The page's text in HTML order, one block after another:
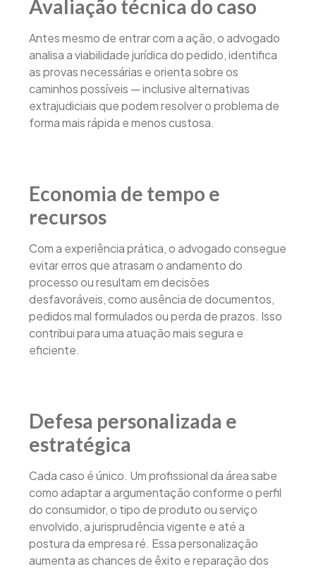
Avaliação técnica do caso
Antes mesmo de entrar com a ação, o advogado
analisa a viabilidade jurídica do pedido, identifica
as provas necessárias e orienta sobre os
caminhos possíveis — inclusive alternativas
extrajudiciais que podem resolver o problema de
forma mais rápida e menos custosa.
Economia de tempo e
recursos
Com a experiência prática, o advogado consegue
evitar erros que atrasam o andamento do
processo ou resultam em decisões
desfavoráveis, como ausência de documentos,
pedidos mal formulados ou perda de prazos. Isso
contribui para uma atuação mais segura e
eficiente.
Defesa personalizada e
estratégica
Cada caso é único. Um profissional da área sabe
como adaptar a argumentação conforme o perfil
do consumidor, o tipo de produto ou serviço
envolvido, a jurisprudência vigente e até a
postura da empresa ré. Essa personalização
aumenta as chances de êxito e reparação dos